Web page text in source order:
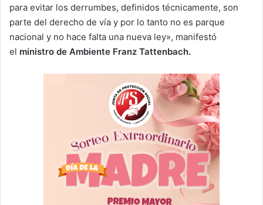
para evitar los derrumbes, definidos técnicamente, son
parte del derecho de vía y por lo tanto no es parque
nacional y no hace falta una nueva ley», manifestó
el ministro de Ambiente Franz Tattenbach.